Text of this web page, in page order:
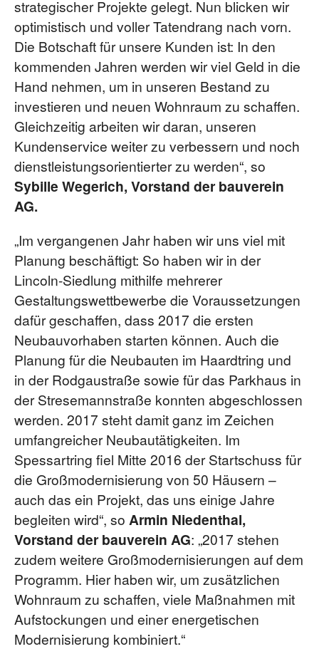
strategischer Projekte gelegt. Nun blicken wir
optimistisch und voller Tatendrang nach vorn.
Die Botschaft für unsere Kunden ist: In den
kommenden Jahren werden wir viel Geld in die
Hand nehmen, um in unseren Bestand zu
investieren und neuen Wohnraum zu schaffen.
Gleichzeitig arbeiten wir daran, unseren
Kundenservice weiter zu verbessern und noch
dienstleistungsorientierter zu werden“, so
Sybille Wegerich, Vorstand der bauverein
AG.
„Im vergangenen Jahr haben wir uns viel mit
Planung beschäftigt: So haben wir in der
Lincoln-Siedlung mithilfe mehrerer
Gestaltungswettbewerbe die Voraussetzungen
dafür geschaffen, dass 2017 die ersten
Neubauvorhaben starten können. Auch die
Planung für die Neubauten im Haardtring und
in der Rodgaustraße sowie für das Parkhaus in
der Stresemannstraße konnten abgeschlossen
werden. 2017 steht damit ganz im Zeichen
umfangreicher Neubautätigkeiten. Im
Spessartring fiel Mitte 2016 der Startschuss für
die Großmodernisierung von 50 Häusern –
auch das ein Projekt, das uns einige Jahre
begleiten wird“, so Armin Niedenthal,
Vorstand der bauverein AG: „2017 stehen
zudem weitere Großmodernisierungen auf dem
Programm. Hier haben wir, um zusätzlichen
Wohnraum zu schaffen, viele Maßnahmen mit
Aufstockungen und einer energetischen
Modernisierung kombiniert.“